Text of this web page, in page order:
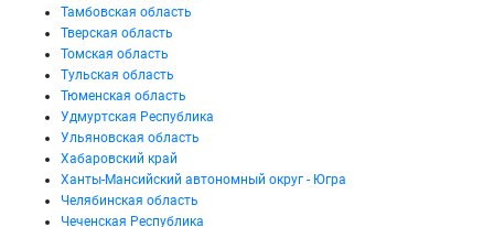
Тамбовская область
Тверская область
Томская область
Тульская область
Тюменская область
Удмуртская Республика
Ульяновская область
Хабаровский край
Ханты-Мансийский автономный округ - Югра
Челябинская область
Чеченская Республика